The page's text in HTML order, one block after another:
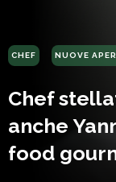
CHEF NUOVE
Chef
anche
food